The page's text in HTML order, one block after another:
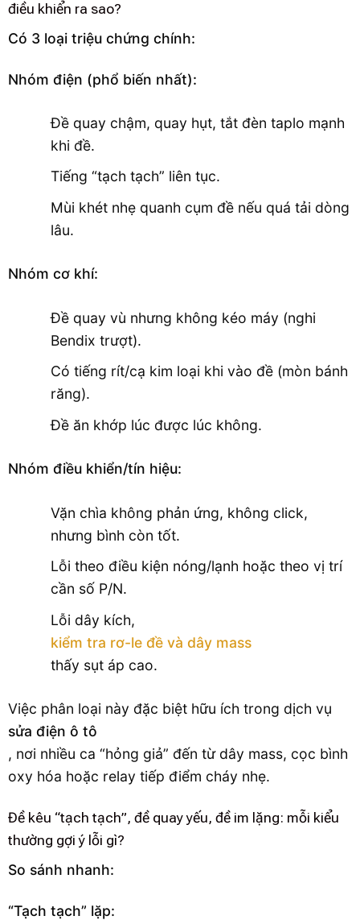
điều khiển ra sao?
Có 3 loại triệu chứng chính:
Nhóm điện (phổ biến nhất):
Đề quay chậm, quay hụt, tắt đèn taplo mạnh
khi đề.
Tiếng “tạch tạch” liên tục.
Mùi khét nhẹ quanh cụm đề nếu quá tải dòng
lâu.
Nhóm cơ khí:
Đề quay vù nhưng không kéo máy (nghi
Bendix trượt).
Có tiếng rít/cạ kim loại khi vào đề (mòn bánh
răng).
Đề ăn khớp lúc được lúc không.
Nhóm điều khiển/tín hiệu:
Vặn chìa không phản ứng, không click,
nhưng bình còn tốt.
Lỗi theo điều kiện nóng/lạnh hoặc theo vị trí
cần số P/N.
Lỗi dây kích,
kiểm tra rơ-le đề và dây mass
thấy sụt áp cao.
Việc phân loại này đặc biệt hữu ích trong dịch vụ
sửa điện ô tô
, nơi nhiều ca “hỏng giả” đến từ dây mass, cọc bình
oxy hóa hoặc relay tiếp điểm cháy nhẹ.
Đề kêu “tạch tạch”, đề quay yếu, đề im lặng: mỗi kiểu
thường gợi ý lỗi gì?
So sánh nhanh:
“Tạch tạch” lặp: